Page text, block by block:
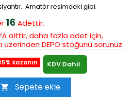
Amatör resimdeki gibi.
16 Adettir.
aittir, daha fazla adet için,
DEPO stoğunu sorunuz.
kazanın KDV Dahil
 Sepete ekle